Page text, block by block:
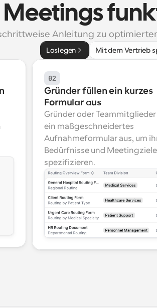
Meetings
Anleitung zu
Loslegen Mit dem Vertrieb
02
Gründer füllen ein kurzes
Formular aus
Gründer oder
ein maßgeschneidertes
Aufnahmeformular aus, um
Bedürfnisse und
spezifizieren.